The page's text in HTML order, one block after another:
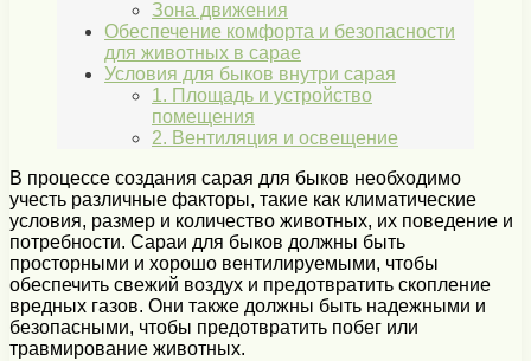
Зона движения
Обеспечение комфорта и безопасности
для животных в сарае
Условия для быков внутри сарая
1. Площадь и устройство
помещения
2. Вентиляция и освещение
В процессе создания сарая для быков необходимо
учесть различные факторы, такие как климатические
условия, размер и количество животных, их поведение и
потребности. Сараи для быков должны быть
просторными и хорошо вентилируемыми, чтобы
обеспечить свежий воздух и предотвратить скопление
вредных газов. Они также должны быть надежными и
безопасными, чтобы предотвратить побег или
травмирование животных.